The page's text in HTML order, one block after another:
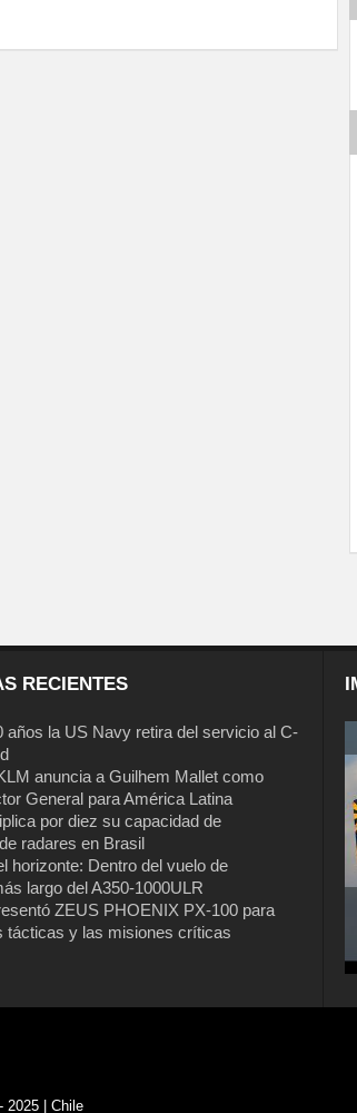
RECIENTES
años la US Navy retira del servicio al C-
anuncia a Guilhem Mallet como
General para América Latina
por diez su capacidad de
radares en Brasil
horizonte: Dentro del vuelo de
largo del A350-1000ULR
ZEUS PHOENIX PX-100 para
tácticas y las misiones críticas
casi 60 años la US Navy retira del
al C-2 Greyhound
2025 | Chile